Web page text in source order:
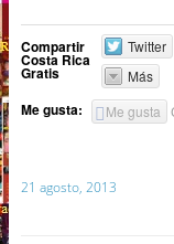
Compartir
Costa Rica
Gratis
Twitter
Más
Me gusta: Me gusta
21 agosto, 2013